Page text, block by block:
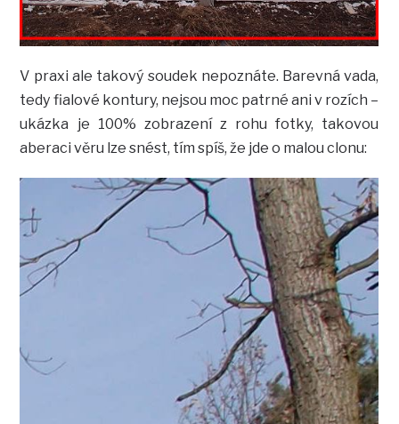
V praxi ale takový soudek nepoznáte. Barevná vada,
tedy fialové kontury, nejsou moc patrné ani v rozích –
ukázka je 100% zobrazení z rohu fotky, takovou
aberaci věru lze snést, tím spíš, že jde o malou clonu: